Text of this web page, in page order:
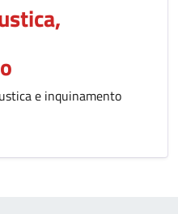
e inquinamento